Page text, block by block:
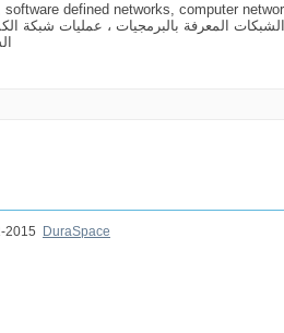
defined networks, computer
2015
DuraSpace